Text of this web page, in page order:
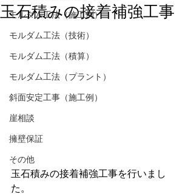
モルダム工法（施工例）
モルダム工法（技術）
モルダム工法（積算）
モルダム工法（プラント）
斜面安定工事（施工例）
崖相談
擁壁保証
その他
玉石積みの接着補強工事
玉石積みの接着補強工事を行いまし
た。